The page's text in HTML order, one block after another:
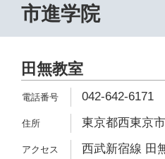
市進学院
田無教室
042-642-6171
東京都西東京
西武新宿線 田